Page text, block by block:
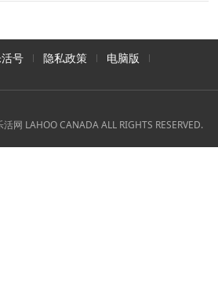
号 隐私政策 电脑版
网 LAHOO CANADA ALL RIGHTS RESERVED.